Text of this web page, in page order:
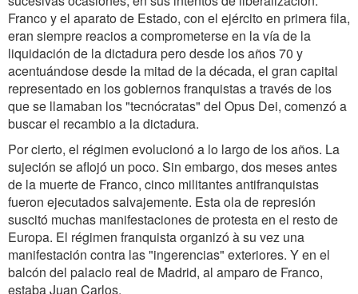
Franco y el aparato de Estado, con el ejército en primera fila,
eran siempre reacios a comprometerse en la vía de la
liquidación de la dictadura pero desde los años 70 y
acentuándose desde la mitad de la década, el gran capital
representado en los gobiernos franquistas a través de los
que se llamaban los "tecnócratas" del Opus Dei, comenzó a
buscar el recambio a la dictadura.
Por cierto, el régimen evolucionó a lo largo de los años. La
sujeción se aflojó un poco. Sin embargo, dos meses antes
de la muerte de Franco, cinco militantes antifranquistas
fueron ejecutados salvajemente. Esta ola de represión
suscitó muchas manifestaciones de protesta en el resto de
Europa. El régimen franquista organizó à su vez una
manifestación contra las "ingerencias" exteriores. Y en el
balcón del palacio real de Madrid, al amparo de Franco,
estaba Juan Carlos.